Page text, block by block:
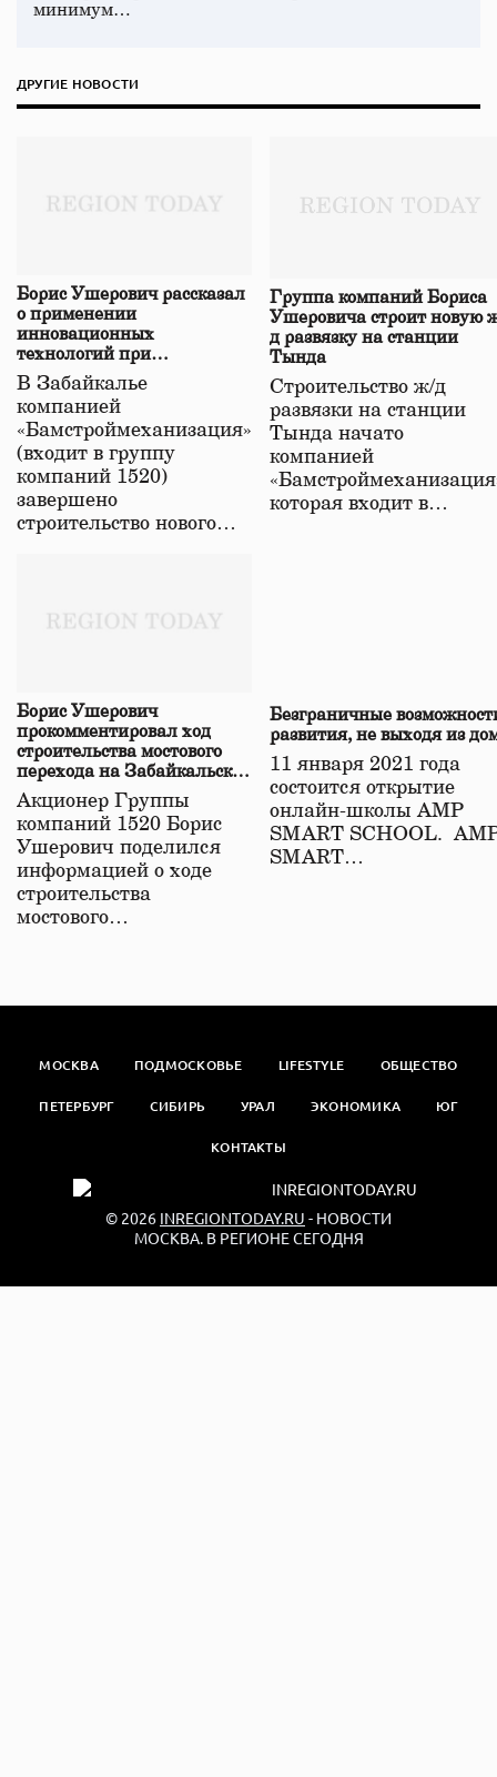
минимум…
ДРУГИЕ НОВОСТИ
Борис Ушерович рассказал
о применении
инновационных
технологий при
строительстве нового моста
в Забайкалье
В Забайкалье
компанией
«Бамстроймеханизация»
(входит в группу
компаний 1520)
завершено
строительство нового…
Группа компаний Бориса
Ушеровича строит новую
д развязку на станции
Тында
Строительство ж/д
развязки на станции
Тында начато
компанией
которая входит в…
Борис Ушерович
прокомментировал ход
строительства мостового
перехода на Забайкальской
железной дороге
Акционер Группы
компаний 1520 Борис
Ушерович поделился
информацией о ходе
строительства
мостового…
Безграничные
развития, не выходя из
11 января 2021 года
состоится открытие
онлайн-школы АМР
SMART SCHOOL.
SMART…
МОСКВА ПОДМОСКОВЬЕ LIFESTYLE ОБЩЕСТВО
ПЕТЕРБУРГ СИБИРЬ УРАЛ ЭКОНОМИКА ЮГ
КОНТАКТЫ
© 2026 INREGIONTODAY.RU - НОВОСТИ
МОСКВА. В РЕГИОНЕ СЕГОДНЯ